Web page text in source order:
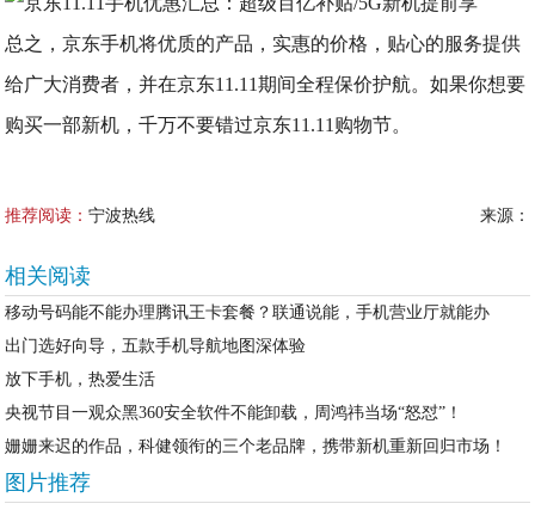
总之，京东手机将优质的产品，实惠的价格，贴心的服务提供
给广大消费者，并在京东11.11期间全程保价护航。如果你想要
购买一部新机，千万不要错过京东11.11购物节。
推荐阅读：宁波热线 来源：
相关阅读
移动号码能不能办理腾讯王卡套餐？联通说能，手机营业厅就能办
出门选好向导，五款手机导航地图深体验
放下手机，热爱生活
央视节目一观众黑360安全软件不能卸载，周鸿祎当场“怒怼”！
姗姗来迟的作品，科健领衔的三个老品牌，携带新机重新回归市场！
图片推荐